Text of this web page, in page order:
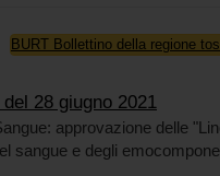
BURT Bollettino della regione
28 giugno 2021
approvazione delle
sangue e degli